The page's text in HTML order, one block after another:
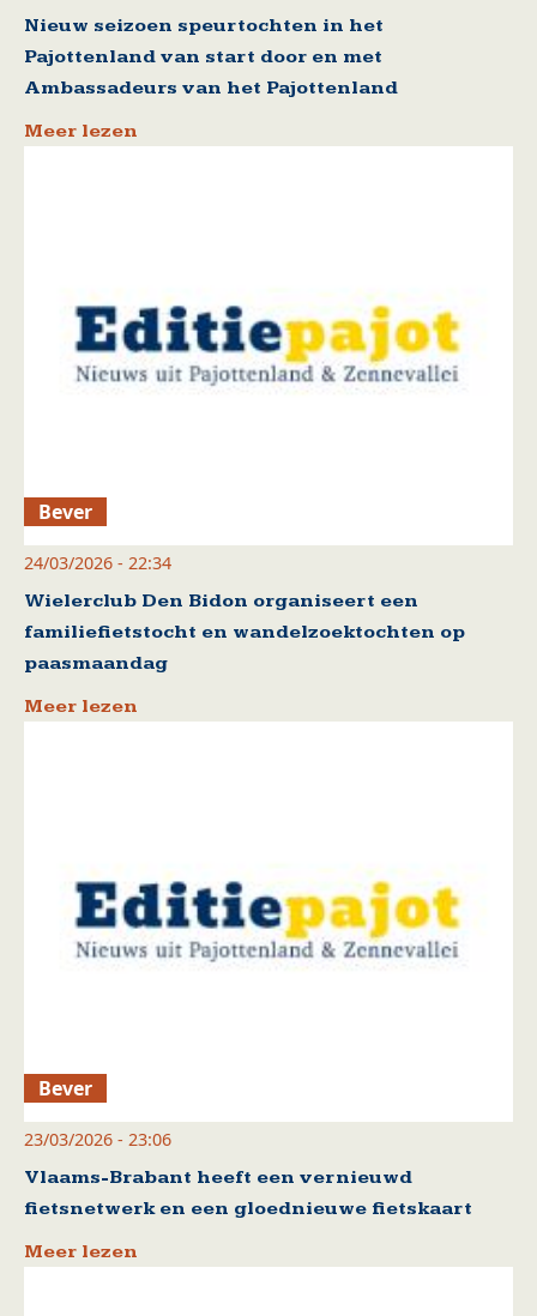
Nieuw seizoen speurtochten in het
Pajottenland van start door en met
Ambassadeurs van het Pajottenland
Meer lezen
Bever
24/03/2026 - 22:34
Wielerclub Den Bidon organiseert een
familiefietstocht en wandelzoektochten op
paasmaandag
Meer lezen
Bever
23/03/2026 - 23:06
Vlaams-Brabant heeft een vernieuwd
fietsnetwerk en een gloednieuwe fietskaart
Meer lezen